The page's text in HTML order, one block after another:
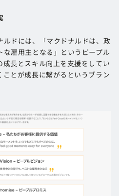
ルドには、「マクドナルドは、政
雇用主となる」というピープル
成長とスキル向上を支援をしてい
ことが成長に繋がるというブラン